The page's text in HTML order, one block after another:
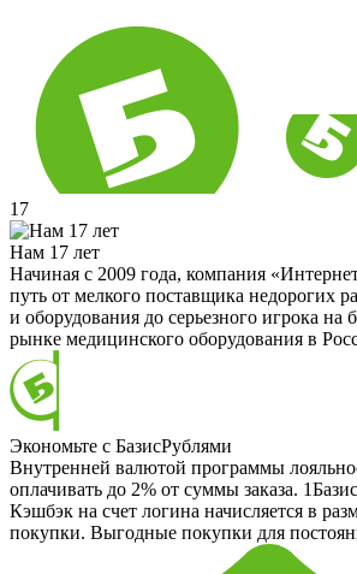
17
Нам 17 лет
Начиная с 2009 года, компания
путь от мелкого поставщика недорогих
и оборудования до серьезного игрока на
рынке медицинского оборудования в
Экономьте с БазисРублями
Внутренней валютой программы
оплачивать до 2% от суммы заказа.
Кэшбэк на счет логина начисляется в
покупки. Выгодные покупки для